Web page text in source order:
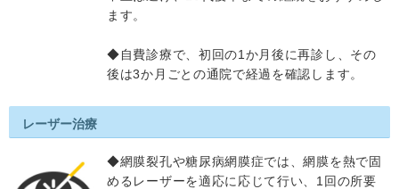
ます。
◆自費診療で、初回の1か月後に再診し、その
後は3か月ごとの通院で経過を確認します。
レーザー治療
◆網膜裂孔や糖尿病網膜症では、網膜を熱で固
めるレーザーを適応に応じて行い、1回の所要